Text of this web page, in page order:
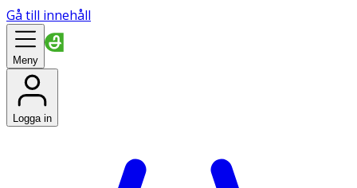
Gå till innehåll
Meny
Logga in